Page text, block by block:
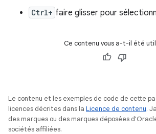
Ctrl+ faire glisser pour
Ce contenu vous a-t-il été
Le contenu et les exemples de code de cette
licences décrites dans la Licence de contenu.
des marques ou des marques déposées
sociétés affiliées.